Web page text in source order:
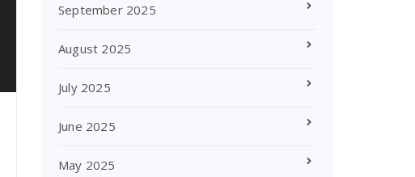
September 2025
August 2025
July 2025
June 2025
May 2025